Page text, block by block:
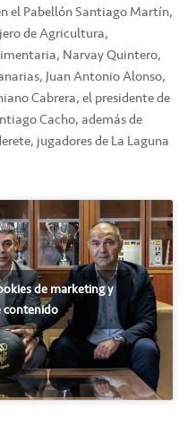
el Pabellón Santiago Martín,
de Agricultura,
Narvay Quintero,
Juan Antonio Alonso,
Cabrera, el presidente de
Cacho, además de
jugadores de La Laguna
de marketing y
contenido